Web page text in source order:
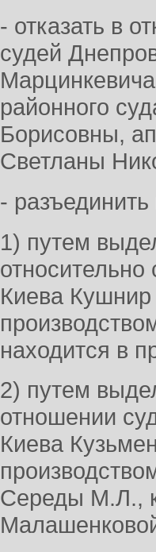
- отказать в
судей
районного
Борисовны,
Светланы
-
1) путем
относительно
Киева
находится в
2) путем
отношении
Киева
Середы М.Л.,